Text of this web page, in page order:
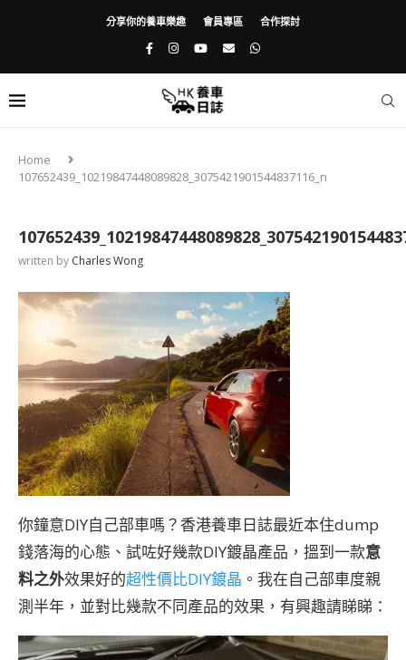
分享你的養車樂趣 會員專區 合作探討
Home
107652439_10219847448089828_3075421901544837116_n
written by Charles Wong
你鐘意DIY自己部車嗎？香港養車日誌最近本住dump
錢落海的心態、試咗好幾款DIY鍍晶產品，搵到一款意
料之外效果好的超性價比DIY鍍晶 。我在自己部車度親
測半年，並對比幾款不同產品的效果，有興趣請睇睇：